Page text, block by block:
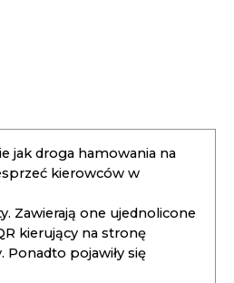
jak droga hamowania na
kierowców w
Zawierają one ujednolicone
kierujący na stronę
pojawiły się